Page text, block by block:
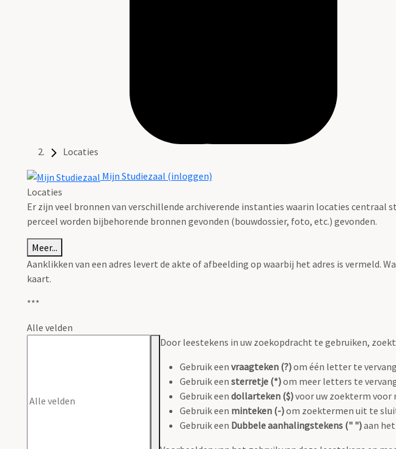
Locaties
Mijn Studiezaal (inloggen)
Locaties
Er zijn veel bronnen van verschillende archiverende instanties waarin locaties centraal
perceel worden bijbehorende bronnen gevonden (bouwdossier, foto, etc.) gevonden.
Meer...
Aanklikken van een adres levert de akte of afbeelding op waarbij het adres is vermeld.
kaart.
***
Alle velden
Door leestekens in uw zoekopdracht te gebruiken,
Gebruik een vraagteken (?)om één letter te
Gebruik een sterretje (*)om meer letters te
Gebruik een dollarteken ($)voor uw zoekterm voor
Gebruik een minteken (-)om zoektermen uit te
Gebruik een Dubbele aanhalingstekens (" ")aan